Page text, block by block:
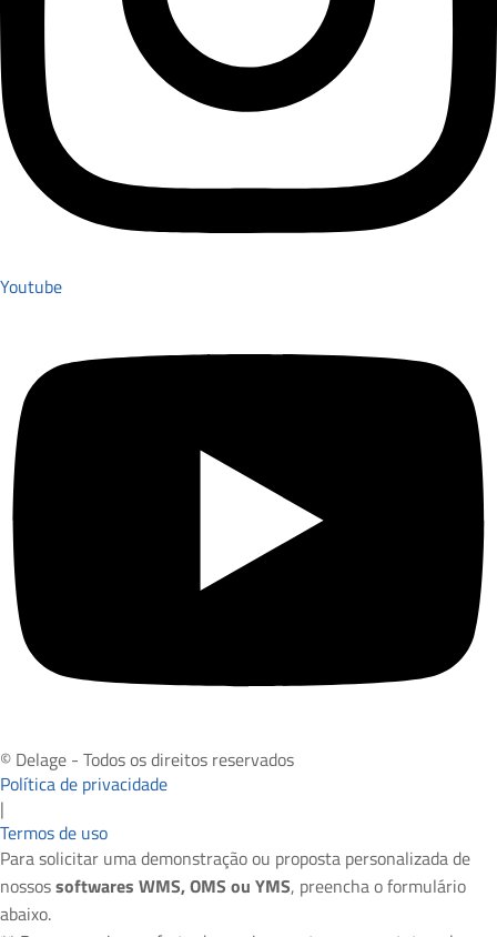
Youtube
© Delage - Todos os direitos reservados
Política de privacidade
|
Termos de uso
Para solicitar uma demonstração ou proposta personalizada de
nossossoftwares WMS, OMS ou YMS, preencha o formulário
abaixo.